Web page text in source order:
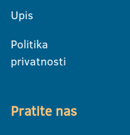
Upis
Politika
privatnosti
Pratite nas